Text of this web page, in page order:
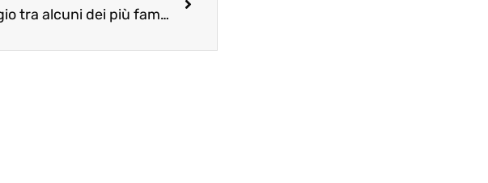
Gli iconici stilisti italiani: viaggio tra alcuni dei più famosi